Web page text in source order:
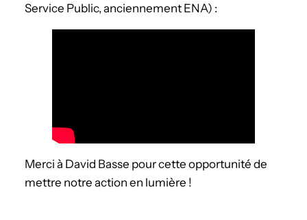
Service Public, anciennement ENA) :
Merci à David Basse pour cette opportunité de
mettre notre action en lumière !